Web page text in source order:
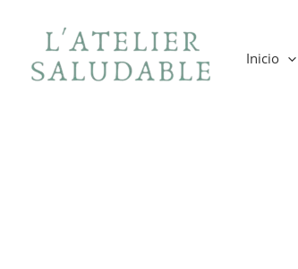
contenido
Inicio